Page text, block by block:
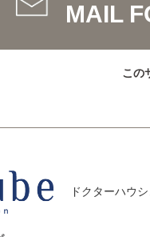
MAIL
この
ドクターハウ